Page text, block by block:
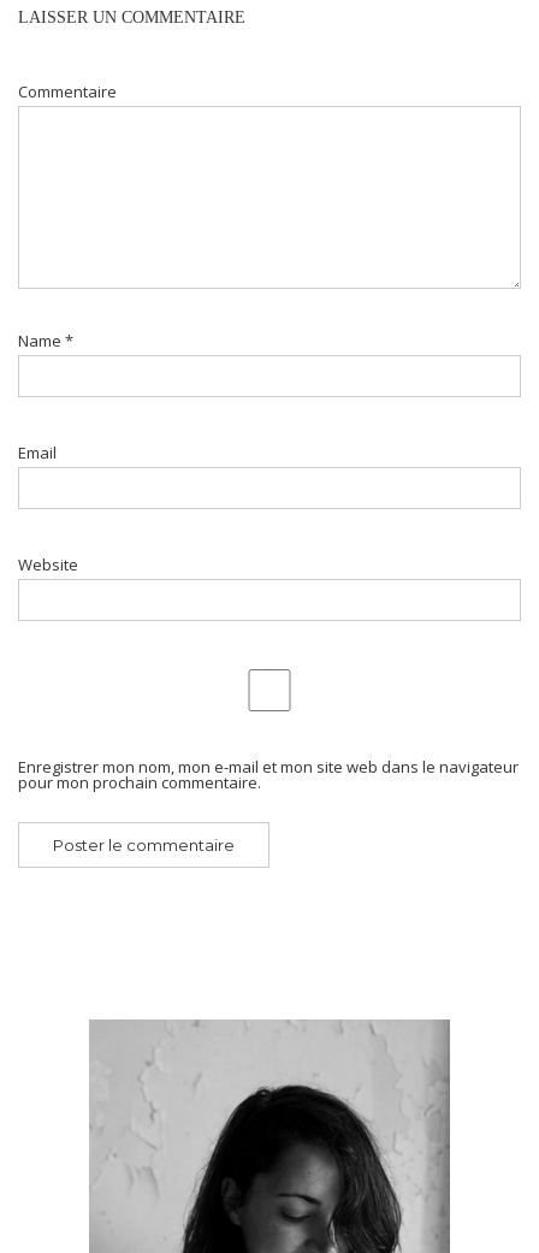
LAISSER UN COMMENTAIRE
Commentaire
Name *
Email
Website
Enregistrer mon nom, mon e-mail et mon site web dans le navigateur
pour mon prochain commentaire.